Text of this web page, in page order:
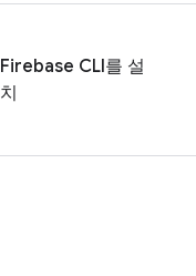
Firebase CLI를 설
치